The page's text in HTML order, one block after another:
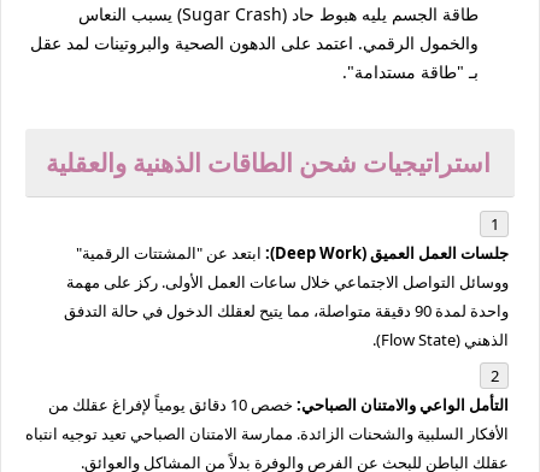
طاقة الجسم يليه هبوط حاد (Sugar Crash) يسبب النعاس
والخمول الرقمي. اعتمد على الدهون الصحية والبروتينات لمد عقل
بـ "طاقة مستدامة".
استراتيجيات شحن الطاقات الذهنية والعقلية
جلسات العمل العميق (Deep Work):
ابتعد عن "المشتتات الرقمية"
ووسائل التواصل الاجتماعي خلال ساعات العمل الأولى. ركز على مهمة
واحدة لمدة 90 دقيقة متواصلة، مما يتيح لعقلك الدخول في حالة التدفق
الذهني (Flow State).
التأمل الواعي والامتنان الصباحي:
خصص 10 دقائق يومياً لإفراغ عقلك من
الأفكار السلبية والشحنات الزائدة. ممارسة الامتنان الصباحي تعيد توجيه انتباه
عقلك الباطن للبحث عن الفرص والوفرة بدلاً من المشاكل والعوائق.